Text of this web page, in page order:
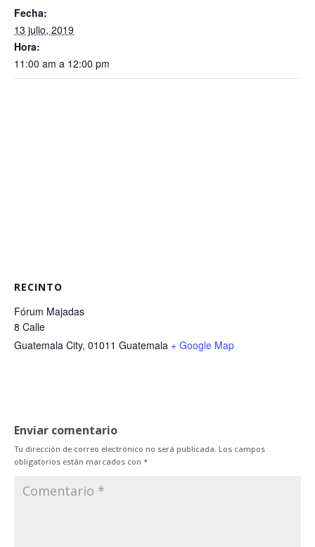
Fecha:
13 julio, 2019
Hora:
11:00 am a 12:00 pm
RECINTO
Fórum Majadas
8 Calle
Guatemala City, 01011 Guatemala + Google Map
Enviar comentario
Tu dirección de correo electrónico no será publicada. Los campos
obligatorios están marcados con *